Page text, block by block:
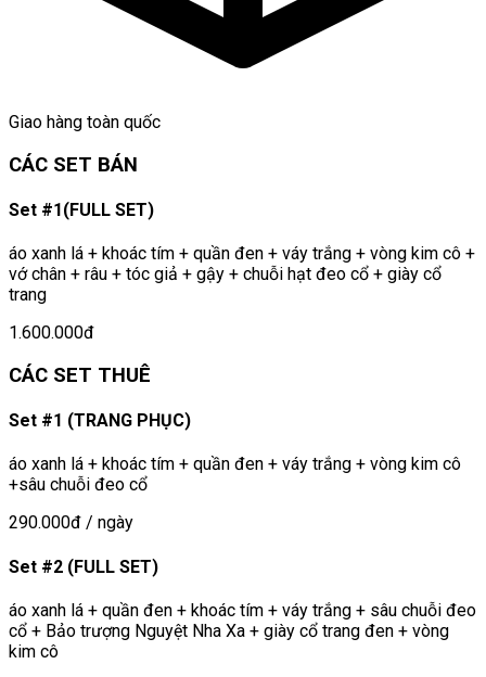
Giao hàng toàn quốc
CÁC SET BÁN
Set #1(FULL SET)
áo xanh lá + khoác tím + quần đen + váy trắng + vòng kim cô +
vớ chân + râu + tóc giả + gậy + chuỗi hạt đeo cổ + giày cổ
trang
1.600.000đ
CÁC SET THUÊ
Set #1 (TRANG PHỤC)
áo xanh lá + khoác tím + quần đen + váy trắng + vòng kim cô
+sâu chuỗi đeo cổ
290.000đ / ngày
Set #2 (FULL SET)
áo xanh lá + quần đen + khoác tím + váy trắng + sâu chuỗi đeo
cổ + Bảo trượng Nguyệt Nha Xa + giày cổ trang đen + vòng
kim cô